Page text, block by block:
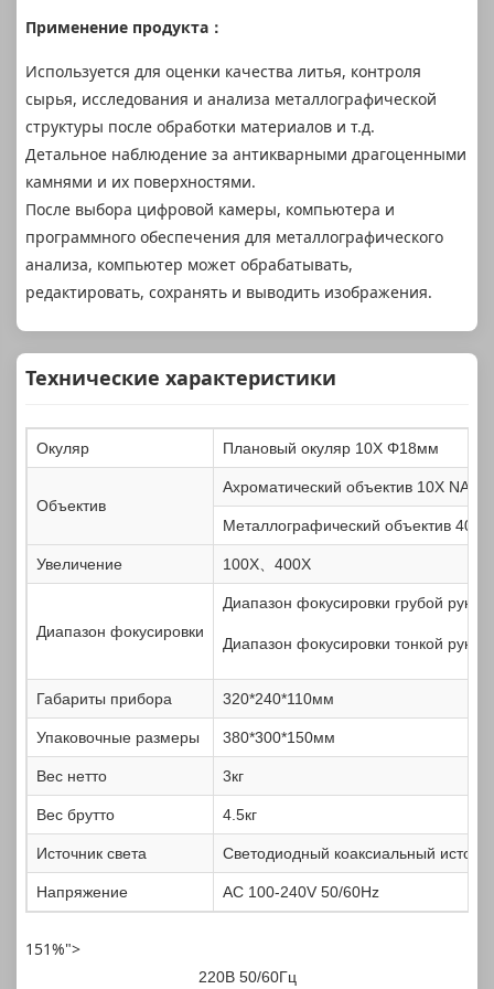
Применение продукта ：
Используется для оценки качества литья, контроля
сырья, исследования и анализа металлографической
структуры после обработки материалов и т.д.
Детальное наблюдение за антикварными драгоценными
камнями и их поверхностями.
После выбора цифровой камеры, компьютера и
программного обеспечения для металлографического
анализа, компьютер может обрабатывать,
редактировать, сохранять и выводить изображения.
Технические характеристики
Окуляр Плановый окуляр 10X Φ18мм
Объектив
Ахроматический объектив 10X
Металлографический объектив 40X
Увеличение 100X、400X
Диапазон фокусировки
Диапазон фокусировки грубой
Диапазон фокусировки тонкой
Габариты прибора 320*240*110мм
Упаковочные размеры 380*300*150мм
Вес нетто 3кг
Вес брутто 4.5кг
Источник света Светодиодный коаксиальный
Напряжение AC 100-240V 50/60Hz
151%">
220В 50/60Гц